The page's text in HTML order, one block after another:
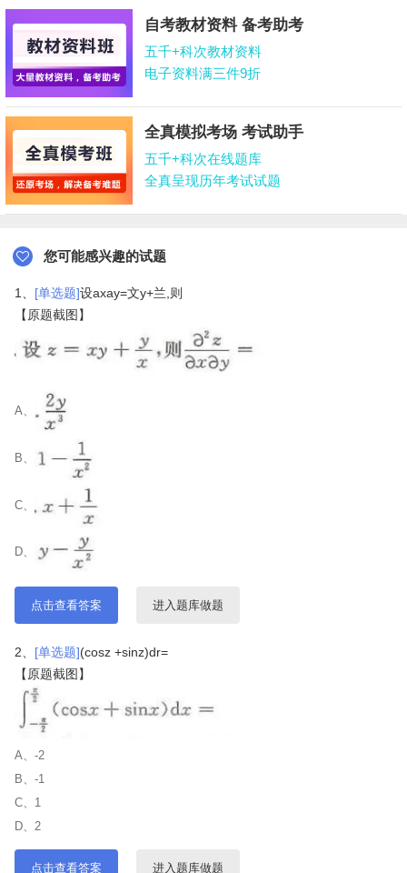
自考教材资料 备考助考
五千+科次教材资料
电子资料满三件9折
全真模拟考场 考试助手
五千+科次在线题库
全真呈现历年考试试题
您可能感兴趣的试题
1、 [单选题]设axay=文y+兰,则
【原题截图】
A、
B、
C、
D、
点击查看答案 进入题库做题
2、 [单选题](cosz +sinz)dr=
【原题截图】
A、-2
B、-1
C、1
D、2
点击查看答案 进入题库做题